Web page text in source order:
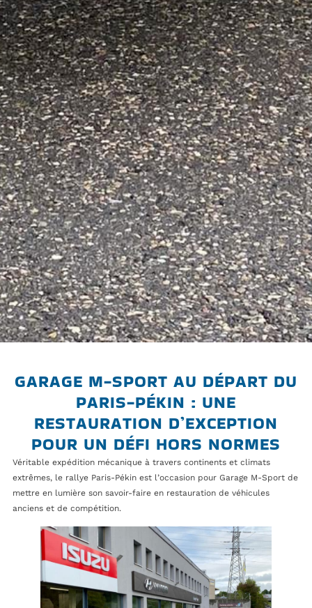
GARAGE M-SPORT AU DÉPART DU
PARIS-PÉKIN : UNE
RESTAURATION D’EXCEPTION
POUR UN DÉFI HORS NORMES
Véritable expédition mécanique à travers continents et climats
extrêmes, le rallye Paris-Pékin est l’occasion pour Garage M-Sport de
mettre en lumière son savoir-faire en restauration de véhicules
anciens et de compétition.